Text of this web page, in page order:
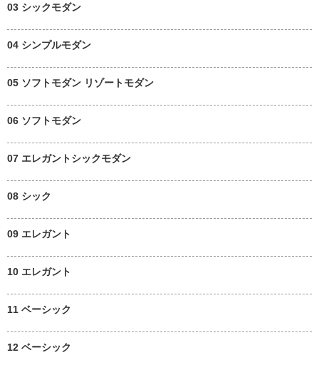
03 シックモダン
04 シンプルモダン
05 ソフトモダン リゾートモダン
06 ソフトモダン
07 エレガントシックモダン
08 シック
09 エレガント
10 エレガント
11 ベーシック
12 ベーシック